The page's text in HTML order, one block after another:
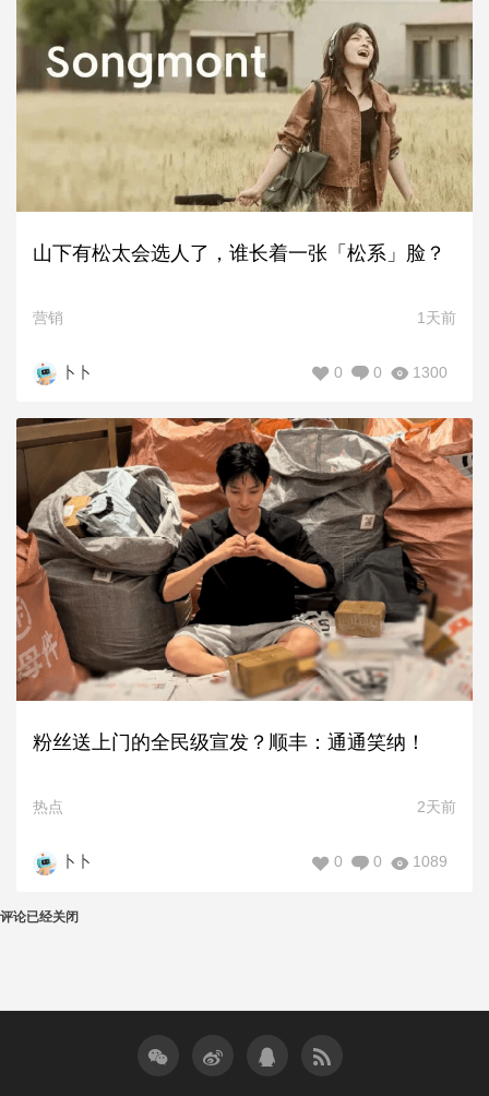
山下有松太会选人了，谁长着一张「松系」脸？
营销 1天前
卜卜 1300
0
0
粉丝送上门的全民级宣发？顺丰：通通笑纳！
热点 2天前
卜卜 1089
0
0
评论已经关闭